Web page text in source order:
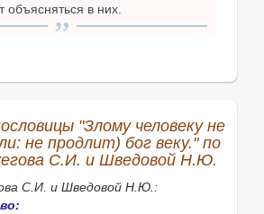
объясняться в них.
"Злому человеку не
не продлит) бог веку." по
С.И. и Шведовой Н.Ю.
С.И. и Шведовой Н.Ю.: